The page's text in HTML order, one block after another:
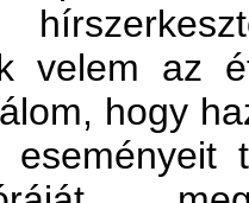
velem az
hogy
eseményeit